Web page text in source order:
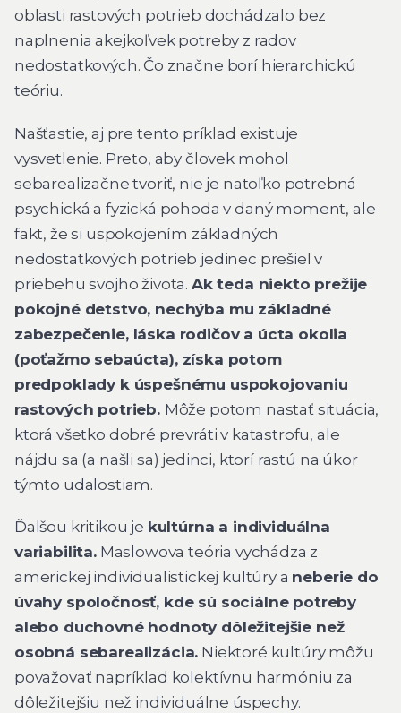
oblasti rastových potrieb dochádzalo bez
naplnenia akejkoľvek potreby z radov
nedostatkových. Čo značne borí hierarchickú
teóriu.
Našťastie, aj pre tento príklad existuje
vysvetlenie. Preto, aby človek mohol
sebarealizačne tvoriť, nie je natoľko potrebná
psychická a fyzická pohoda v daný moment, ale
fakt, že si uspokojením základných
nedostatkových potrieb jedinec prešiel v
priebehu svojho života. Ak teda niekto prežije
pokojné detstvo, nechýba mu základné
zabezpečenie, láska rodičov a úcta okolia
(poťažmo sebaúcta), získa potom
predpoklady k úspešnému uspokojovaniu
rastových potrieb. Môže potom nastať situácia,
ktorá všetko dobré prevráti v katastrofu, ale
nájdu sa (a našli sa) jedinci, ktorí rastú na úkor
týmto udalostiam.
Ďalšou kritikou je kultúrna a individuálna
variabilita.Maslowova teória vychádza z
americkej individualistickej kultúry a neberie do
úvahy spoločnosť, kde sú sociálne potreby
alebo duchovné hodnoty dôležitejšie než
osobná sebarealizácia. Niektoré kultúry môžu
považovať napríklad kolektívnu harmóniu za
dôležitejšiu než individuálne úspechy.